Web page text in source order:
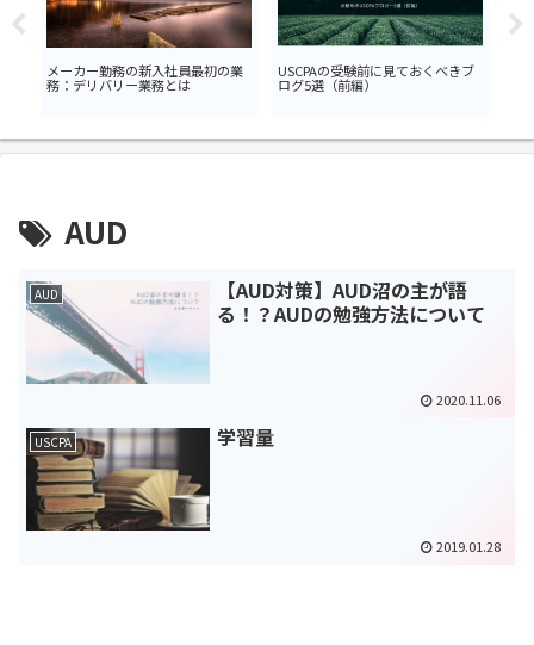
メーカー勤務の新入社員最初の業
務：デリバリー業務とは
USCPAの受験前に見ておくべきブ
ログ5選（前編）
AUD
AUD
【AUD対策】AUD沼の主が語
る！？AUDの勉強方法について
2020.11.06
USCPA 学習量
2019.01.28